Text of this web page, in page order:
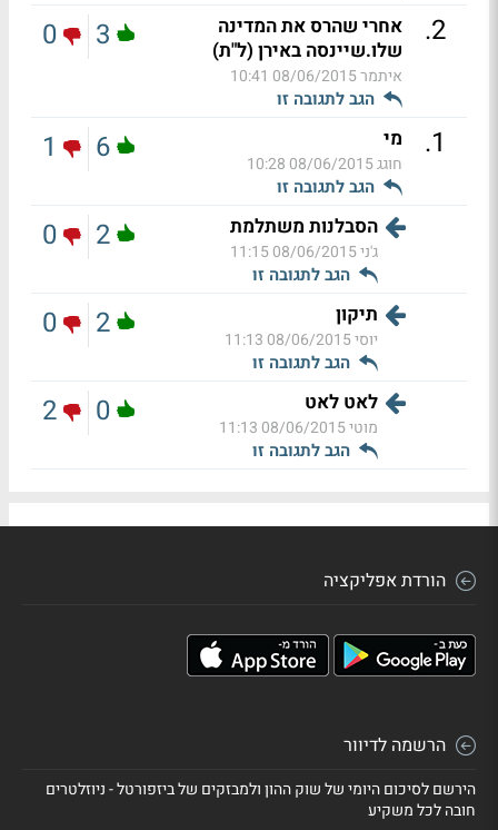
2
.
אחרי שהרס את המדינה
שלו.שיינסה באירן (ל"ת)
איתמר08/06/2015 10:41
הגב לתגובה זו
3
0
1
. מי
חוגג08/06/2015 10:28
הגב לתגובה זו
6
1
הסבלנות משתלמת
ג'ני08/06/2015 11:15
הגב לתגובה זו
2
0
תיקון
יוסי08/06/2015 11:13
הגב לתגובה זו
2
0
לאט לאט
מוטי08/06/2015 11:13
הגב לתגובה זו
0
2
הורדת אפליקציה
הרשמה לדיוור
הירשם לסיכום היומי של שוק ההון ולמבזקים של ביזפורטל - ניוזלטרים
חובה לכל משקיע